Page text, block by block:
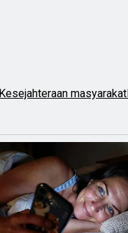
Kesejahteraan masyarakat